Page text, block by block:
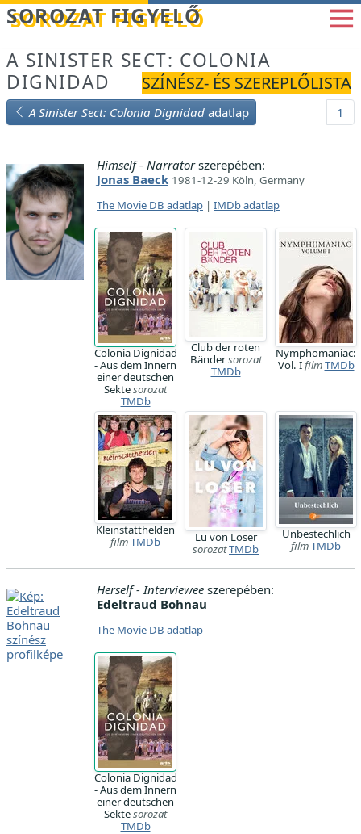
Betöltés...
SOROZAT FIGYELŐ
A SINISTER SECT: COLONIA
DIGNIDAD
SZÍNÉSZ- ÉS SZEREPLŐLISTA
A Sinister Sect: Colonia Dignidad adatlap 1
Himself - Narratorszerepében:
Jonas Baeck 1981-12-29 Köln, Germany
The Movie DB adatlap | IMDb adatlap
Colonia Dignidad
- Aus dem Innern
einer deutschen
Sektesorozat
TMDb
Club der roten
Bändersorozat
TMDb
Nymphomaniac:
Vol. IfilmTMDb
Kleinstatthelden
filmTMDb
Lu von Loser
sorozatTMDb
Unbestechlich
filmTMDb
Herself - Interviewee szerepében:
Edeltraud Bohnau
The Movie DB adatlap
Colonia Dignidad
- Aus dem Innern
einer deutschen
Sektesorozat
TMDb